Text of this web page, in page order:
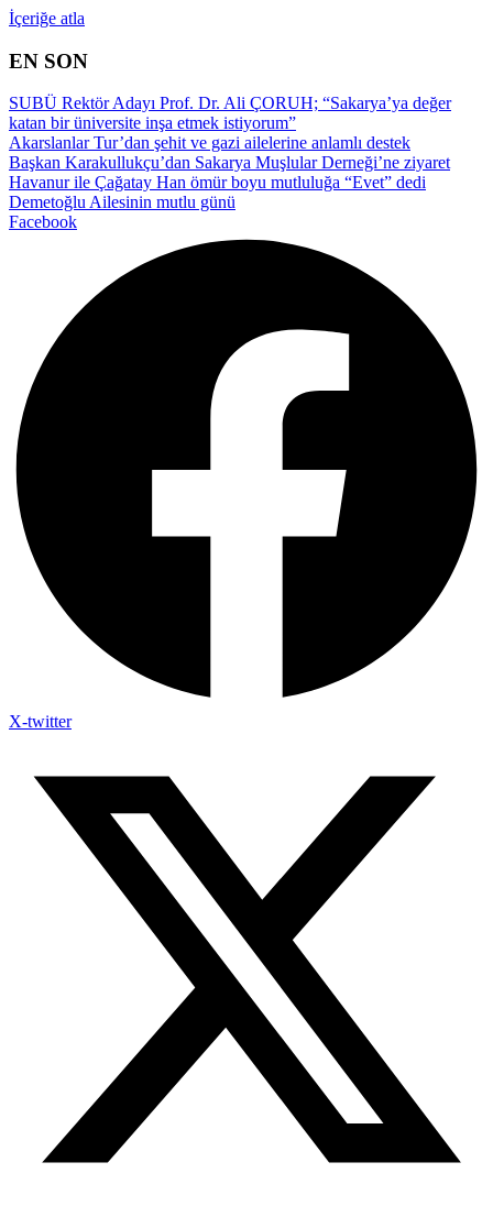
İçeriğe atla
EN SON
SUBÜ Rektör Adayı Prof. Dr. Ali ÇORUH; “Sakarya’ya değer
katan bir üniversite inşa etmek istiyorum”
Akarslanlar Tur’dan şehit ve gazi ailelerine anlamlı destek
Başkan Karakullukçu’dan Sakarya Muşlular Derneği’ne ziyaret
Havanur ile Çağatay Han ömür boyu mutluluğa “Evet” dedi
Demetoğlu Ailesinin mutlu günü
Facebook
X-twitter